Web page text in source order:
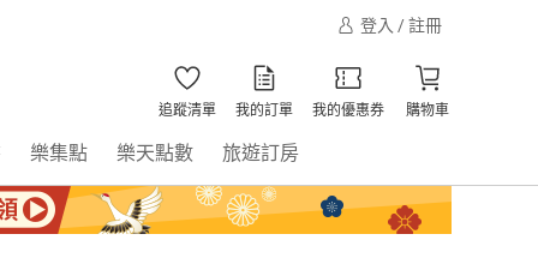
登入 / 註冊
追蹤清單 我的訂單 我的優惠券 購物車
樂集點 樂天點數 旅遊訂房